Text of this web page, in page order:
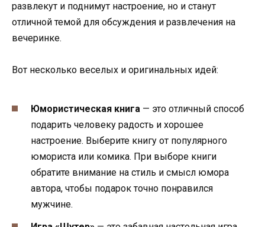
развлекут и поднимут настроение, но и станут
отличной темой для обсуждения и развлечения на
вечеринке.
Вот несколько веселых и оригинальных идей:
Юмористическая книга — это отличный способ
подарить человеку радость и хорошее
настроение. Выберите книгу от популярного
юмориста или комика. При выборе книги
обратите внимание на стиль и смысл юмора
автора, чтобы подарок точно понравился
мужчине.